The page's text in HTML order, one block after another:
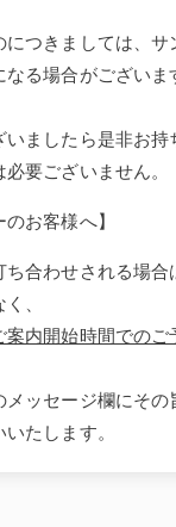
につきましては、サ
なる場合がございま
いましたら是非お持
要ございません。
のお客様へ】
ち合わせされる場
、
案内開始時間でのご
メッセージ欄にその
たします。